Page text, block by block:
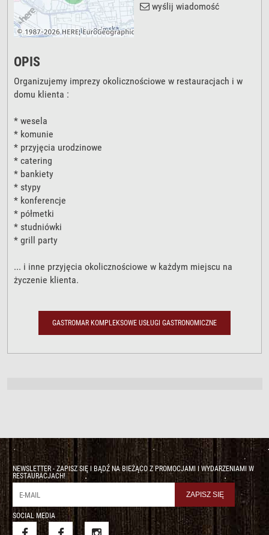
wyślij wiadomość
OPIS
Organizujemy imprezy okolicznościowe w restauracjach i w
domu klienta :
* wesela
* komunie
* przyjęcia urodzinowe
* catering
* bankiety
* stypy
* konferencje
* półmetki
* studniówki
* grill party
... i inne przyjęcia okolicznościowe w każdym miejscu na
życzenie klienta.
GASTROMAR KOMPLEKSOWE USŁUGI GASTRONOMICZNE
NEWSLETTER - ZAPISZ SIĘ I BĄDŹ NA BIEŻĄCO Z PROMOCJAMI I WYDARZENIAMI W
RESTAURACJACH!
SOCIAL MEDIA